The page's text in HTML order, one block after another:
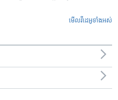
មើល​វីដេអូ​ទាំង​អស់